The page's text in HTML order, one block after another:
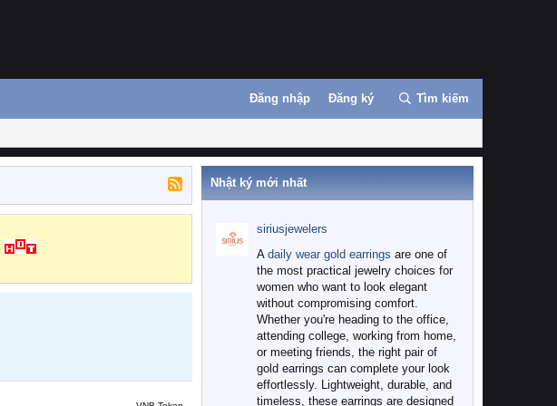
Đăng nhập Đăng ký Tìm kiếm
Nhật ký mới nhất
siriusjewelers
A daily wear gold earrings are one of
the most practical jewelry choices for
women who want to look elegant
without compromising comfort.
Whether you're heading to the office,
attending college, working from home,
or meeting friends, the right pair of
gold earrings can complete your look
effortlessly. Lightweight, durable, and
timeless, these earrings are designed